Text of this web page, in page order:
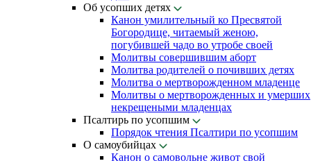
Об усопших детях
Канон умилительный ко Пресвятой
Богородице, читаемый женою,
погубившей чадо во утробе своей
Молитвы совершившим аборт
Молитва родителей о почивших детях
Молитва о мертворожденном младенце
Молитвы о мертворожденных и умерших
некрещеными младенцах
Псалтирь по усопшим
Порядок чтения Псалтири по усопшим
О самоубийцах
Канон о самовольне живот свой